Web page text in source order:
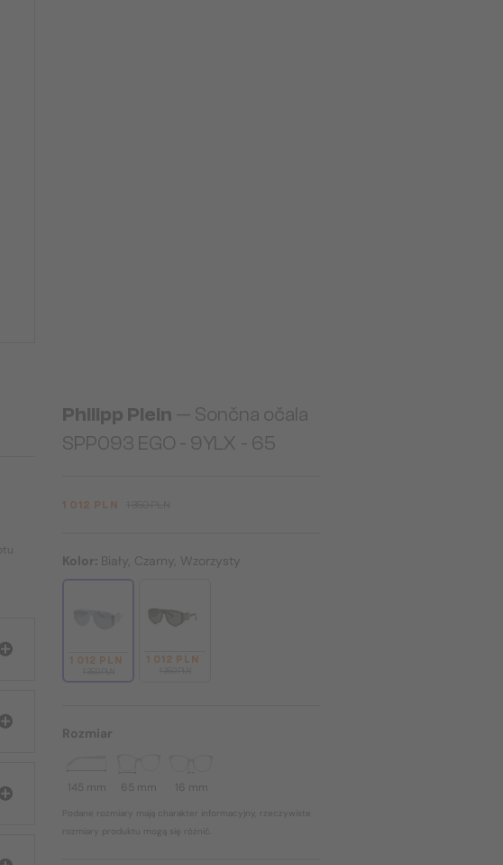
Philipp Plein — Sončna očala
SPP093 EGO - 9YLX - 65
1 012 PLN
Kolor: Biały, Czarny, Wzorzysty
1 012 PLN 1 012 PLN
Rozmiar
145 mm 65 mm 16 mm
Podane rozmiary mają charakter informacyjny, rzeczywiste
rozmiary produktu mogą się różnić.